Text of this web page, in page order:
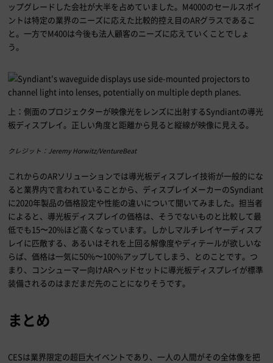
ップグレードした会社が大半を占めていました。 M4000のセールスポイ
ントは特定の業界のニーズに応えた比較的控え目のARグラスであるこ
と。一方でM400は今後も法人顧客のニーズに応えていくことでしょ
う。
上：側面のプロジェクターが映像光をレンズに出射するSyndiantの導光
板ディスプレイ。正しい角度と距離から見ると縦線が映像に見える。
クレジット：Jeremy Horwitz/VentureBeat
これからのARソリューションでは導光板ディスプレイ技術が一般的にな
ると業界内で言われていることから、ディスプレイメーカーのSyndiant
に2020年製品の価格設定や性能の違いについて聞いてみました。担当者
によると、導光板ディスプレイの価格は、そうでないものと比較して最
低でも15〜20%ほど高くなっています。しかしマルチレイヤーディスプ
レイに匹敵する、あるいはそれを上回る解像度やディテールが欲しいな
らば、価格は一気に50%〜100%アップしてしまう、とのことです。つ
まり、コンシューマー向けARヘッドセットに導光板ディスプレイが標準
装備されるのはまだまだ先のことになりそうです。
まとめ
CESは業界限定の超巨大イベントであり、一人の人間がその全体像を把